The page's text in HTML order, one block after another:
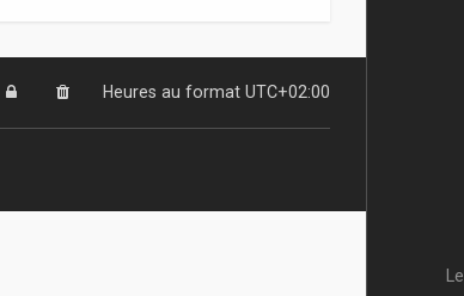
Heures au format UTC+02:00